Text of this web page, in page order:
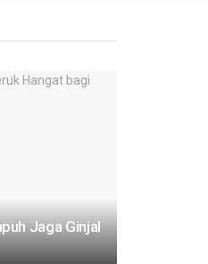
Jaga Ginjal